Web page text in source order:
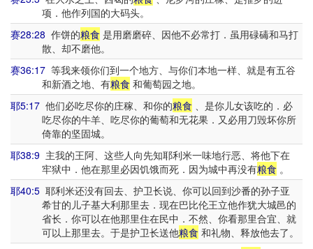
项．他作列国的大码头。
赛28:28 作饼的粮食 是用磨磨碎、因他不必常打．虽用碌碡和马打
散、却不磨他。
赛36:17 等我来领你们到一个地方、与你们本地一样、就是有五谷
和新酒之地、有粮食 和葡萄园之地。
耶5:17 他们必吃尽你的庄稼、和你的粮食 、是你儿女该吃的．必
吃尽你的牛羊、吃尽你的葡萄和无花果．又必用刀毁坏你所
倚靠的坚固城。
耶38:9 主我的王阿、这些人向先知耶利米一味地行恶、将他下在
牢狱中．他在那里必因饥饿而死．因为城中再没有粮食 。
耶40:5 耶利米还没有回去、护卫长说、你可以回到沙番的孙子亚
希甘的儿子基大利那里去．现在巴比伦王立他作犹大城邑的
省长．你可以在他那里住在民中．不然、你看那里合宜、就
可以上那里去。于是护卫长送他粮食 和礼物、释放他去了。